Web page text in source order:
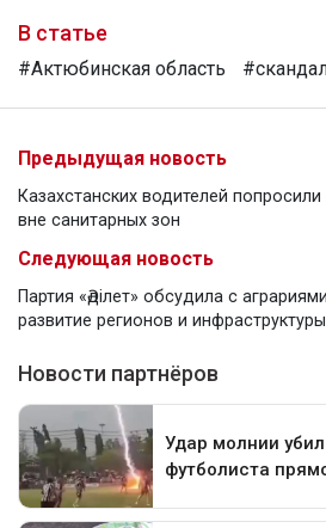
В статье
#Актюбинская область
Предыдущая новость
Казахстанских водителей
вне санитарных зон
Следующая новость
Партия «Әділет» обсудила с
развитие регионов и инфраструктуры